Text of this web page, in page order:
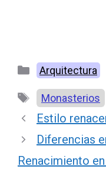
Categorías
Arquitectura
Etiquetas
Monasterios
Estilo
Diferencias
Renacimiento